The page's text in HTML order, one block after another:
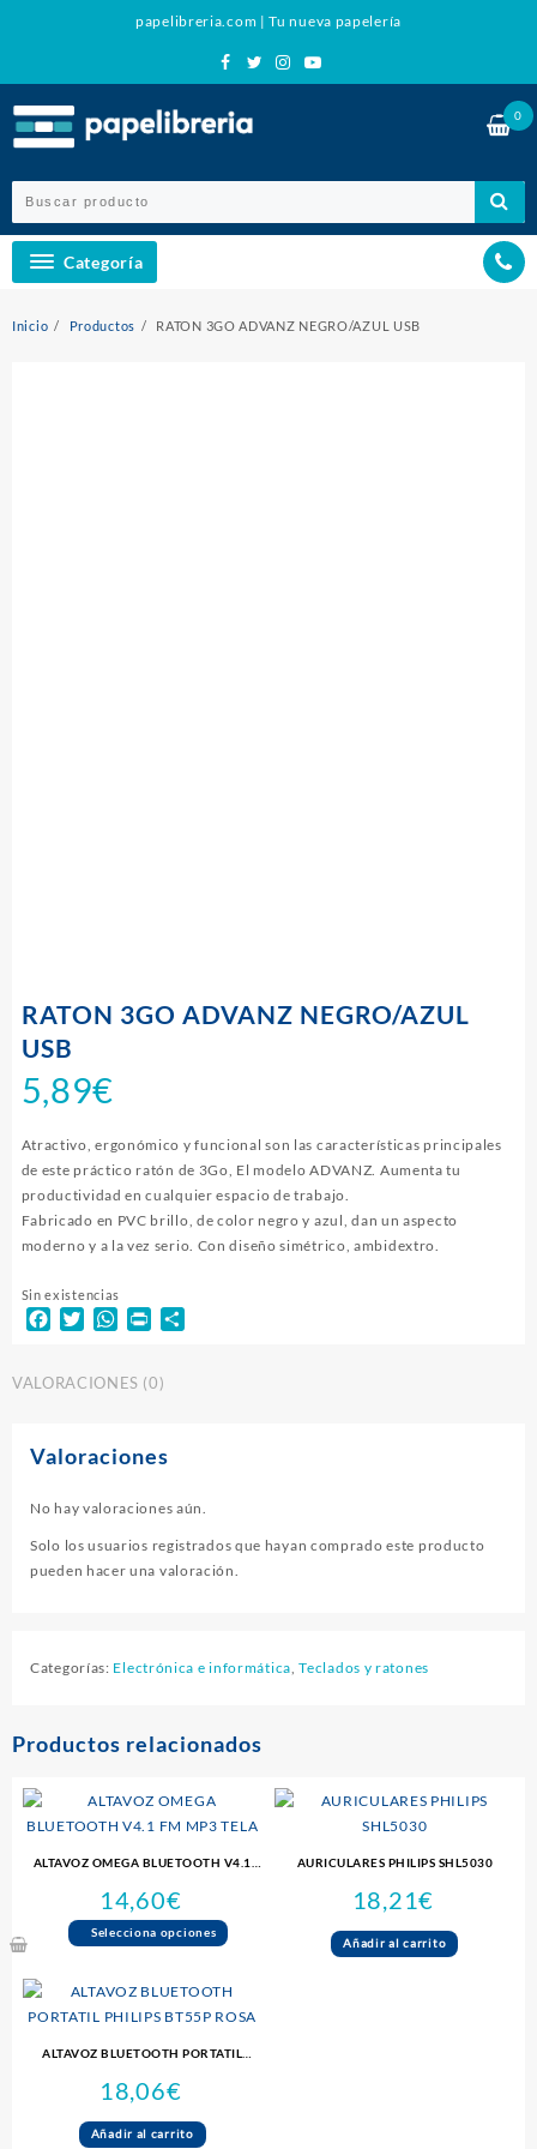
papelibreria.com | Tu nueva papelería
0
Categoría
Inicio Productos RATON 3GO ADVANZ NEGRO/AZUL USB
RATON 3GO ADVANZ NEGRO/AZUL
USB
5,89€
Atractivo, ergonómico y funcional son las características principales
de este práctico ratón de 3Go, El modelo ADVANZ. Aumenta tu
productividad en cualquier espacio de trabajo.
Fabricado en PVC brillo, de color negro y azul, dan un aspecto
moderno y a la vez serio. Con diseño simétrico, ambidextro.
Sin existencias
Facebook
TwitterWhatsApp
Print
VALORACIONES (0)
Valoraciones
No hay valoraciones aún.
Solo los usuarios registrados que hayan comprado este producto
pueden hacer una valoración.
Categorías: Electrónica e informática,Teclados y ratones
Productos relacionados
ALTAVOZ OMEGA BLUETOOTH V4.1
14,60€
Selecciona opciones
Este
Las
AURICULARES PHILIPS SHL5030
18,21€
Añadir al carrito
ALTAVOZ BLUETOOTH PORTATIL
18,06€
Añadir al carrito